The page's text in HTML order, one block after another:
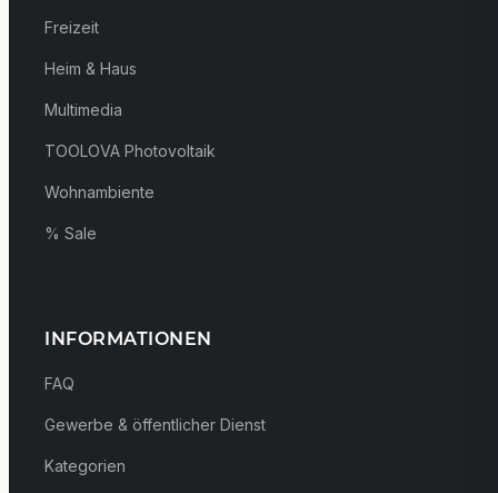
Freizeit
Heim & Haus
Multimedia
TOOLOVA Photovoltaik
Wohnambiente
% Sale
INFORMATIONEN
FAQ
Gewerbe & öffentlicher Dienst
Kategorien